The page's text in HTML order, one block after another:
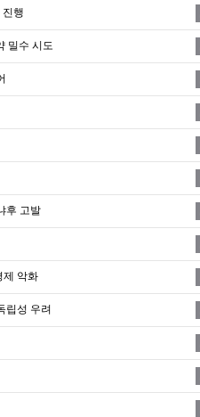
행
밀수 시도
후 고발
악화
립성 우려